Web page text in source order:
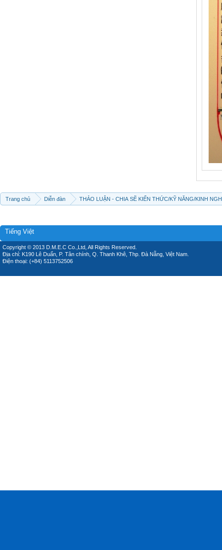
Trang chủ Diễn đàn THẢO LUẬN - CHIA SẼ KIẾN THỨC/KỸ NĂNG/KINH
Tiếng Việt
Copyright © 2013 D.M.E.C Co.,Ltd, All Rights Reserved.
Địa chỉ: K190 Lê Duẩn, P. Tân chính, Q. Thanh Khê, Thp. Đà Nẵng, Việt Nam.
Điện thoại: (+84) 5113752506